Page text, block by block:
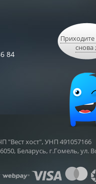
84
снова
"Вест хост", УНП 491057166
Беларусь, г.Гомель, ул.